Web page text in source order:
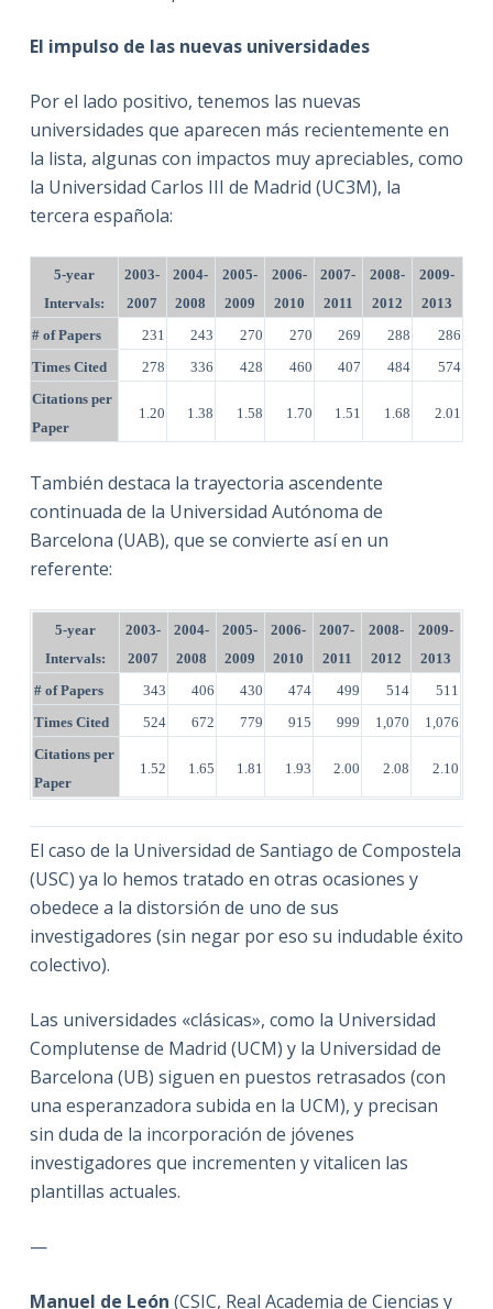
El impulso de las nuevas universidades
Por el lado positivo, tenemos las nuevas
universidades que aparecen más recientemente en
la lista, algunas con impactos muy apreciables, como
la Universidad Carlos III de Madrid (UC3M), la
tercera española:
5-year
Intervals:
2003-
2007
2004-
2008
2005-
2009
2006-
2010
2007-
2011
2008-
2012
2009-
2013
# of Papers
231 243 270 270 269 288
286
Times Cited
278 336 428 460 407 484
574
Citations per
Paper
1.20 1.38 1.58 1.70 1.51 1.68 2.01
También destaca la trayectoria ascendente
continuada de la Universidad Autónoma de
Barcelona (UAB), que se convierte así en un
referente:
5-year
Intervals:
2003-
2007
2004-
2008
2005-
2009
2006-
2010
2007-
2011
2008-
2012
2009-
2013
# of Papers
343 406 430 474 499 514
511
Times Cited
524 672 779 915 999 1,070
1,076
Citations per
Paper
1.52 1.65 1.81 1.93 2.00 2.08 2.10
El caso de la Universidad de Santiago de Compostela
(USC) ya lo hemos tratado en otras ocasiones y
obedece a la distorsión de uno de sus
investigadores (sin negar por eso su indudable éxito
colectivo).
Las universidades «clásicas», como la Universidad
Complutense de Madrid (UCM) y la Universidad de
Barcelona (UB) siguen en puestos retrasados (con
una esperanzadora subida en la UCM), y precisan
sin duda de la incorporación de jóvenes
investigadores que incrementen y vitalicen las
plantillas actuales.
—
Manuel de León (CSIC, Real Academia de Ciencias y